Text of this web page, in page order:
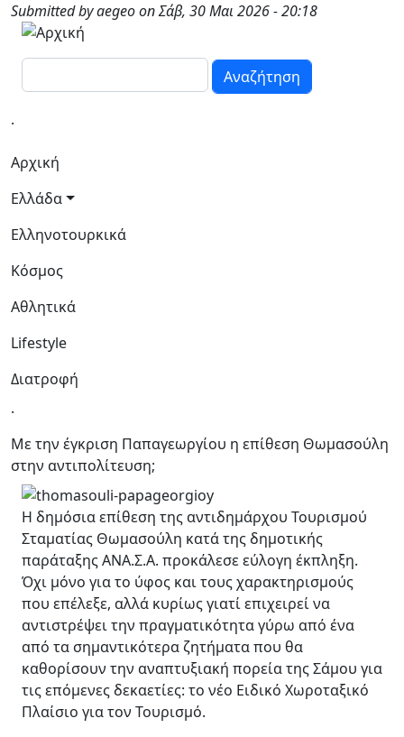
Παράκαμψη προς το κυρίως περιεχόμενο
Submitted byaegeoonΣάβ, 30 Μαι 2026 - 20:18
Αναζήτηση
.
Κεντρική πλοήγηση
Αρχική
Ελλάδα
Ελληνοτουρκικά
Κόσμος
Αθλητικά
Lifestyle
Διατροφή
.
Με την έγκριση Παπαγεωργίου η επίθεση Θωμασούλη
στην αντιπολίτευση;
Η δημόσια επίθεση της αντιδημάρχου Τουρισμού
Σταματίας Θωμασούλη κατά της δημοτικής
παράταξης ΑΝΑ.Σ.Α. προκάλεσε εύλογη έκπληξη.
Όχι μόνο για το ύφος και τους χαρακτηρισμούς
που επέλεξε, αλλά κυρίως γιατί επιχειρεί να
αντιστρέψει την πραγματικότητα γύρω από ένα
από τα σημαντικότερα ζητήματα που θα
καθορίσουν την αναπτυξιακή πορεία της Σάμου για
τις επόμενες δεκαετίες: το νέο Ειδικό Χωροταξικό
Πλαίσιο για τον Τουρισμό.